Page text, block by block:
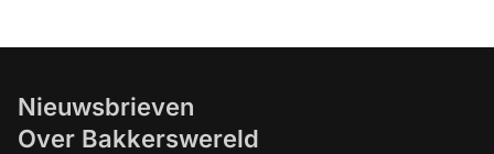
Nieuwsbrieven
Over Bakkerswereld